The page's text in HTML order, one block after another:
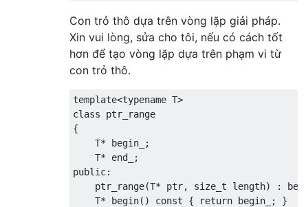
template typename , typename Tsize
>
ptr_iterator
* val size
Con trỏ thô dựa trên vòng lặp giải pháp.
Xin vui lòng, sửa cho tôi, nếu có cách tốt
hơn để tạo vòng lặp dựa trên phạm vi từ
con trỏ thô.
template<typename T>
class
{
    T
* begin_
;
    T
* end_
;
public:
    ptr_range
(T* ptr, size_t length) :
    T
* begin() const { return begin_ ;
}